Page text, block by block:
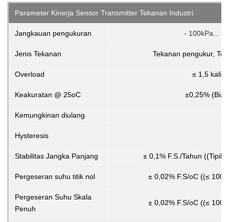
Parameter Kinerja Sensor Transmitter Tekanan Industri
Jangkauan pengukuran - 100kPa...
Jenis Tekanan Tekanan pengukur,
Overload ≤ 1,5 kali
Keakuratan @ 25oC ±0,25%
Kemungkinan diulang
Hysteresis
Stabilitas Jangka Panjang ± 0,1% F.S./Tahun
Pergeseran suhu titik nol ± 0,02% F.S/oC ((≤
Pergeseran Suhu Skala
Penuh
± 0,02% F.S/oC ((≤